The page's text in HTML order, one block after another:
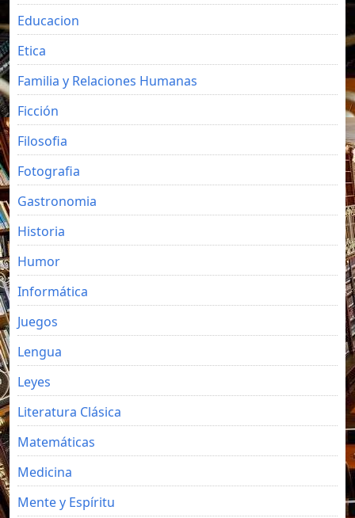
Educacion
Etica
Familia y Relaciones Humanas
Ficción
Filosofia
Fotografia
Gastronomia
Historia
Humor
Informática
Juegos
Lengua
Leyes
Literatura Clásica
Matemáticas
Medicina
Mente y Espíritu